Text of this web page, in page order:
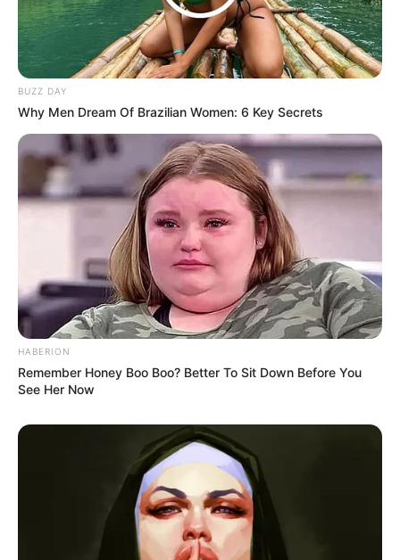
Dia Bukan Ibu Darah Nyai
Andai Ibu Tidak Menikah
Dengan Ayah
ULASAN
Alamat email Anda tidak akan dipublikasikan. Ruas yang wajib ditandai*
BUZZ DAY
Why Men Dream Of Brazilian Women: 6 Key Secrets
HABERION
Remember Honey Boo Boo? Better To Sit Down Before You
See Her Now